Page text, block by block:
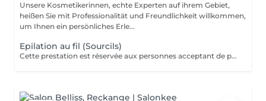
Unsere Kosmetikerinnen, echte Experten auf ihrem Gebiet,
heißen Sie mit Professionalität und Freundlichkeit willkommen,
um Ihnen ein persönliches Erle...
Epilation au fil (Sourcils)
Cette prestation est réservée aux personnes acceptant de participer à nos séances de prise de vue pour illustrer nos services. Soyez assurée que ces prestations sont réalisées par nos étudiants et/ou experts de la beauté du regard et que nous garantissons la même qualité de travail que pour les tarifs classiques.